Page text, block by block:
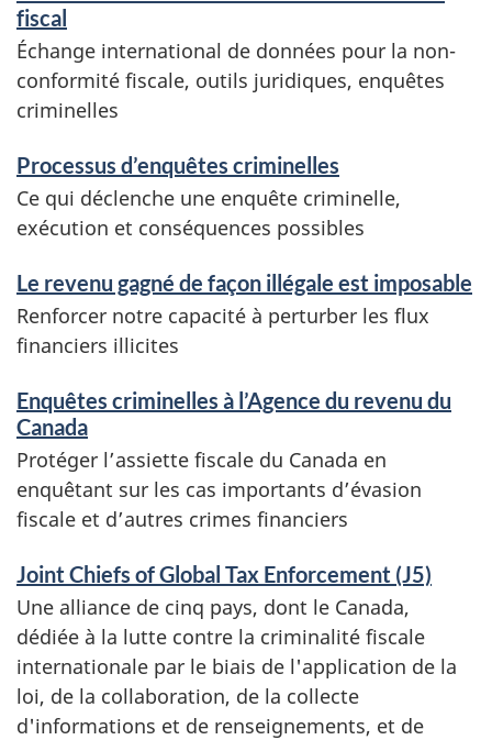
fiscal
Échange international de données pour la non-
conformité fiscale, outils juridiques, enquêtes
criminelles
Processus d’enquêtes criminelles
Ce qui déclenche une enquête criminelle,
exécution et conséquences possibles
Le revenu gagné de façon illégale est imposable
Renforcer notre capacité à perturber les flux
financiers illicites
Enquêtes criminelles à l’Agence du revenu du
Canada
Protéger l’assiette fiscale du Canada en
enquêtant sur les cas importants d’évasion
fiscale et d’autres crimes financiers
Joint Chiefs of Global Tax Enforcement (J5)
Une alliance de cinq pays, dont le Canada,
dédiée à la lutte contre la criminalité fiscale
internationale par le biais de l'application de la
loi, de la collaboration, de la collecte
d'informations et de renseignements, et de